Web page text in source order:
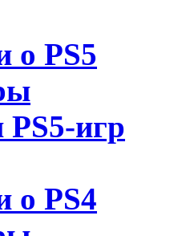
о PS5
игр
о PS4